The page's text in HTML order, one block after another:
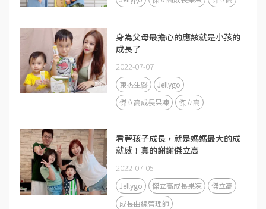
身為父母最擔心的應該就是小孩的
成長了
2022-07-07
東杰生醫
Jellygo
傑立高成長果凍
傑立高
看著孩子成長，就是媽媽最大的成
就感！真的謝謝傑立高
2022-07-05
Jellygo 傑立高成長果凍
傑立高
成長曲線管理師